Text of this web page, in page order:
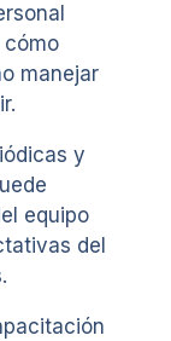
cómo
manejar
y
equipo
del